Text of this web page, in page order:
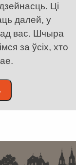
Ці
далей, у
ад вас. Шчыра
за ўсіх, хто